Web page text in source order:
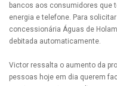
bancos aos consumidores que
energia e telefone. Para
concessionária Águas de
debitada automaticamente.
Victor ressalta o aumento da
pessoas hoje em dia querem